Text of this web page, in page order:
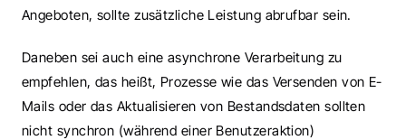
Angeboten, sollte zusätzliche Leistung abrufbar sein.
Daneben sei auch eine asynchrone Verarbeitung zu
empfehlen, das heißt, Prozesse wie das Versenden von E-
Mails oder das Aktualisieren von Bestandsdaten sollten
nicht synchron (während einer Benutzeraktion)